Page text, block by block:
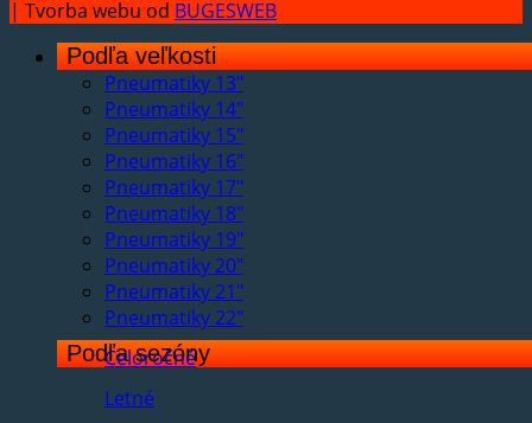
| Tvorba webu od BUGESWEB
Podľa veľkosti
Pneumatiky 13"
Pneumatiky 14"
Pneumatiky 15"
Pneumatiky 16"
Pneumatiky 17"
Pneumatiky 18"
Pneumatiky 19"
Pneumatiky 20"
Pneumatiky 21"
Pneumatiky 22"
Podľa sezóny
Celoročné
Letné